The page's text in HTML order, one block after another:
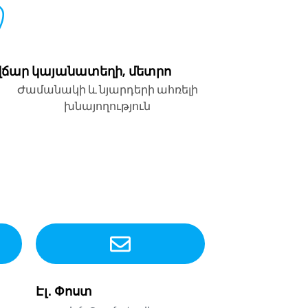
կայանատեղի, մետրո
Ժամանակի և նյարդերի ահռելի
խնայողություն
Էլ․ Փոստ